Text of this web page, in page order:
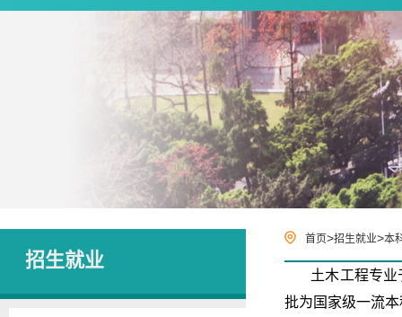
招生就业
首页>招生就业>本
土木工程专业
批为 国家级一流